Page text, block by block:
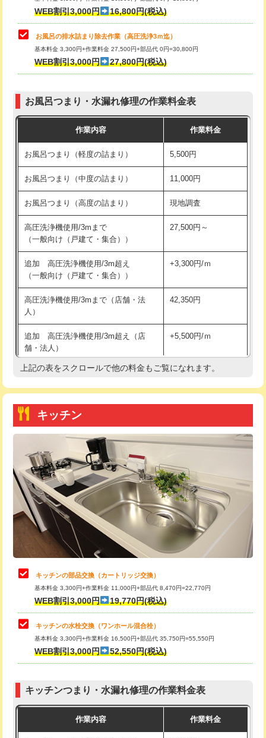
小便器トイレ脱着
その他部品の脱着 8,800円～
交換・取付（タンク）
交換・取付（普通便座） 11,000円+材料費
交換・取付（温水洗浄便座） 16,500円+材料費
交換・取付(単水栓（壁付・デッキ
式）)
13,200円+材料費
交換・取付(混合水栓（壁付・デッキ
式・ワンホール）)
16,500円+材料費
交換・取付(排水栓・排水トラップ
（P/S/ポップアップ））
22,000円+材料費
交換・取付（その他部品） 11,000円+材料費
持込商品取付（単水栓） 13,200円
持込商品取付（混合水栓）
持込商品取付（浄水器・分岐水栓） 16,500円
持込商品取付（温水洗浄便座） 22,000円
持込商品取付（普通便座⇔温水洗浄便
22,000円
給水管工事※（ホール加工)
給水管工事※（バンド止め) 3,300円
給水管工事※（支持金具設置) 5,500円
給水管工事※（保温材使用（バンド止
め込み）)
5,500円
給水管工事※（土の掘削・埋め戻し作
11,000円
給水管工事※（塩ビ管（VP・HI）使
用/3ｍまで)
給水管工事※（塩ビ管（VP・HI）使
用（追加）/3ｍ超え)
給水管工事※（ライニング鋼管・銅
管・ポリ管・HT管使用/3ｍまで)
44,000円
管・ポリ管・HT管使用/3ｍ超え)
排水管工事（土の掘削・埋め戻し作
11,000円~
WEB割引3,000円 16,800円(税込)
お風呂の排水詰まり除去作業（高圧洗浄3ｍ迄）
基本料金 3,300円+作業料金 27,500円+部品代 0円=30,800円
WEB割引3,000円 27,800円(税込)
お風呂つまり・水漏れ修理の作業料金表
作業内容 作業料金
お風呂つまり（軽度の詰まり） 5,500円
お風呂つまり（中度の詰まり） 11,000円
お風呂つまり（高度の詰まり） 現地調査
高圧洗浄機使用/3mまで
（一般向け（戸建て・集合））
27,500円～
追加 高圧洗浄機使用/3m超え
（一般向け（戸建て・集合））
+3,300円/ｍ
高圧洗浄機使用/3mまで（店舗・法
人）
42,350円
追加 高圧洗浄機使用/3m超え（店
舗・法人）
+5,500円/ｍ
高度高圧洗浄換 現地調査
トーラー機使用/3mまで
追加トーラー機使用/3m超え +3,300円
カメラ調査 33,000円
桝清掃 8,800円
止水・漏水調査・防水処理・清掃・修
理・調整・分解・加工など（軽作業）
11,000円
止水・漏水調査・防水処理・清掃・修
理・調整・分解・加工など（中作業）
22,000円
止水・漏水調査・防水処理・清掃・修
理・調整・分解・加工など（重作業）
33,000円
お風呂タンク脱着
その他部品の脱着
上記の表をスクロールで他の料金もご覧になれます。
キッチン
キッチンの部品交換（カートリッジ交換）
基本料金 3,300円+作業料金 11,000円+部品代 8,470円=22,770円
WEB割引3,000円 19,770円(税込)
キッチンの水栓交換（ワンホール混合栓）
基本料金 3,300円+作業料金 16,500円+部品代 35,750円=55,550円
WEB割引3,000円 52,550円(税込)
キッチンつまり・水漏れ修理の作業料金表
作業内容 作業料金